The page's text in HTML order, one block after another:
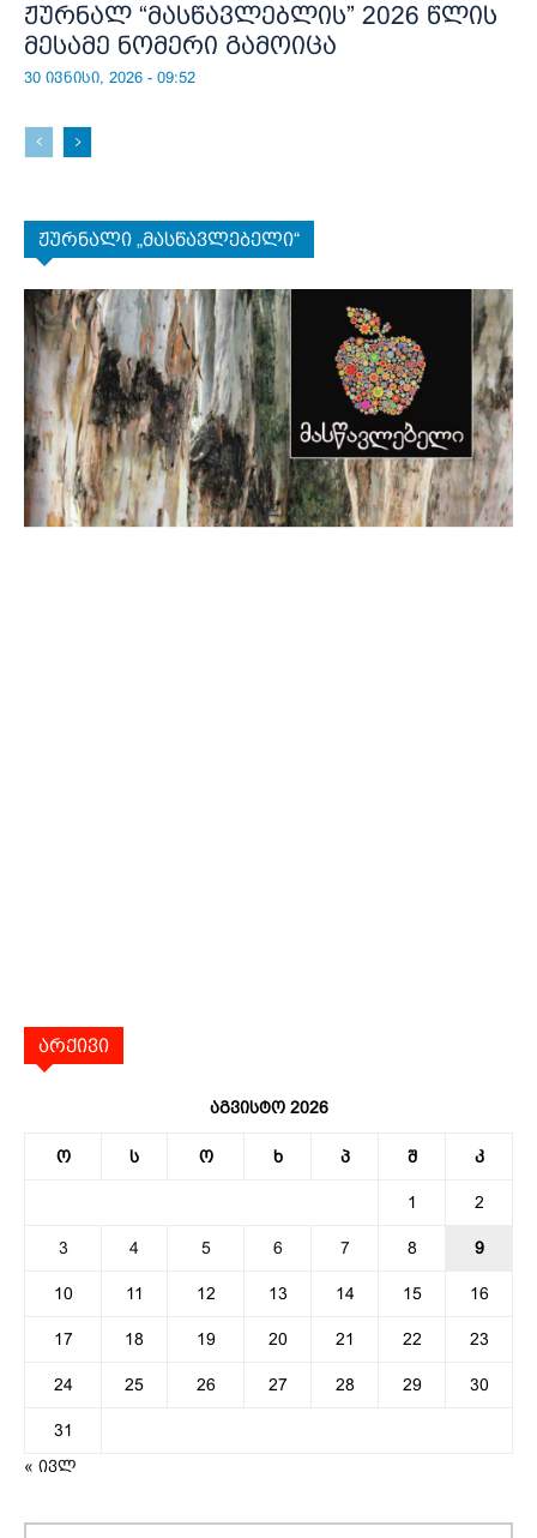
ჟურნალ “მასწავლებლის” 2026 წლის
მესამე ნომერი გამოიცა
30 ივნისი, 2026 - 09:52
ჟურნალი „მასწავლებელი“
არქივი
აგვისტო 2026
ო ს ო ხ პ შ კ
1 2
3 4 5 6 7 8 9
10 11 12 13 14 15 16
17 18 19 20 21 22 23
24 25 26 27 28 29 30
31
« ივლ